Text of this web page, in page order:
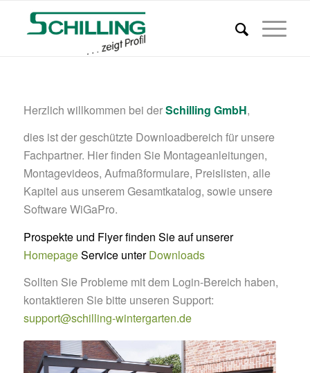
Herzlich willkommen bei derSchilling GmbH,
dies ist der geschützte Downloadbereich für unsere
Fachpartner. Hier finden Sie Montageanleitungen,
Montagevideos, Aufmaßformulare, Preislisten, alle
Kapitel aus unserem Gesamtkatalog, sowie unsere
Software WiGaPro.
Prospekte und Flyer finden Sie auf unserer
HomepageService unterDownloads
Sollten Sie Probleme mit dem Login-Bereich haben,
kontaktieren Sie bitte unseren Support:
support@schilling-wintergarten.de